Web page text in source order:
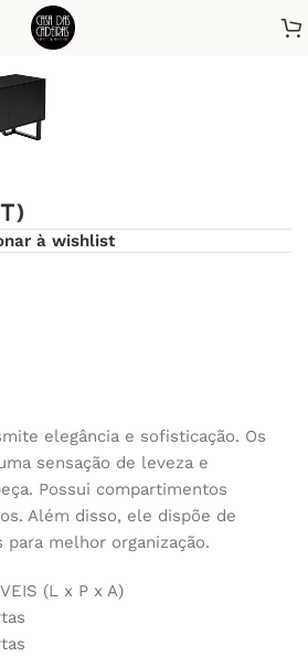
à wishlist
elegância e sofisticação. Os
sensação de leveza e
Possui compartimentos
Além disso, ele dispõe de
melhor organização.
(L x P x A)